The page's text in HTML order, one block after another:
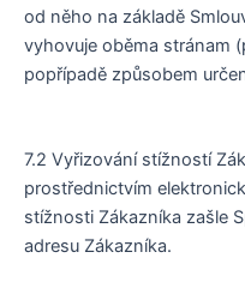
od něho na základě
vyhovuje oběma stránam
popřípadě způsobem
7.2 Vyřizování stížností
prostřednictvím
stížnosti Zákazníka zašle
adresu Zákazníka.